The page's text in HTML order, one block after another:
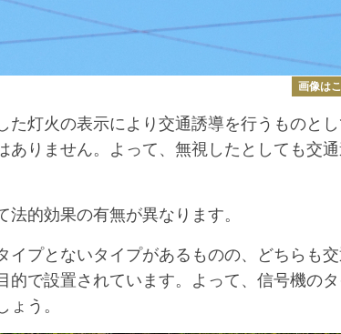
画像は
灯火の表示により交通誘導を行うものと
りません。よって、無視したとしても交
的効果の有無が異なります。
プとないタイプがあるものの、どちらも
的で設置されています。よって、信号機の
う。